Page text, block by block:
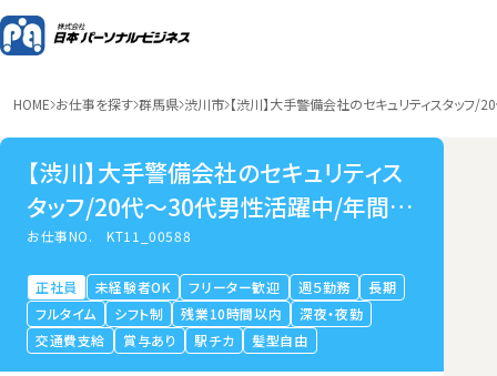
HOME お仕事を探す 群馬県 渋川市 【渋川】大手警備会社のセキュリティスタッ
【渋川】大手警備会社のセキュリティス
タッフ/20代～30代男性活躍中/年間休
日139日/平均年収608万円/リフレッシ
ュ休暇/未経験歓迎/第二新卒歓迎/Iタ
ーン・Uターン歓迎
お仕事NO.KT11_00588
正社員 未経験者OK フリーター歓迎 週５勤務
長期
フルタイム
シフト制 残業10時間以内
深夜・夜勤
交通費支給
賞与あり 駅チカ 髪型自由